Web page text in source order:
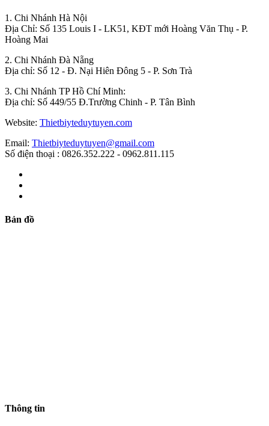
1. Chi Nhánh Hà Nội
Địa Chỉ: Số 135 Louis I - LK51, KĐT mới Hoàng Văn Thụ - P.
Hoàng Mai
2. Chi Nhánh Đà Nẵng
Địa chỉ: Số 12 - Đ. Nại Hiên Đông 5 - P. Sơn Trà
3. Chi Nhánh TP Hồ Chí Minh:
Địa chỉ: Số 449/55 Đ.Trường Chinh - P. Tân Bình
Website: Thietbiyteduytuyen.com
Email: Thietbiyteduytuyen@gmail.com
Số điện thoại : 0826.352.222 - 0962.811.115
Bản đồ
Thông tin